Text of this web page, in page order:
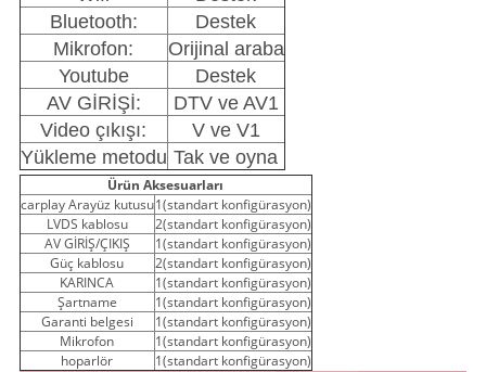
Bluetooth:
Destek
Mikrofon:
Orijinal araba
Youtube
Destek
AV GİRİŞİ:
DTV ve AV1
Video çıkışı:
V ve V1
Yükleme metodu Tak ve oyna
Ürün Aksesuarları
carplay Arayüz kutusu1(standart konfigürasyon)
LVDS kablosu
2(standart konfigürasyon)
AV GİRİŞ/ÇIKIŞ
1(standart konfigürasyon)
Güç kablosu
2(standart konfigürasyon)
KARINCA
1(standart konfigürasyon)
Şartname
1(standart konfigürasyon)
Garanti belgesi
1(standart konfigürasyon)
Mikrofon
1(standart konfigürasyon)
hoparlör
1(standart konfigürasyon)